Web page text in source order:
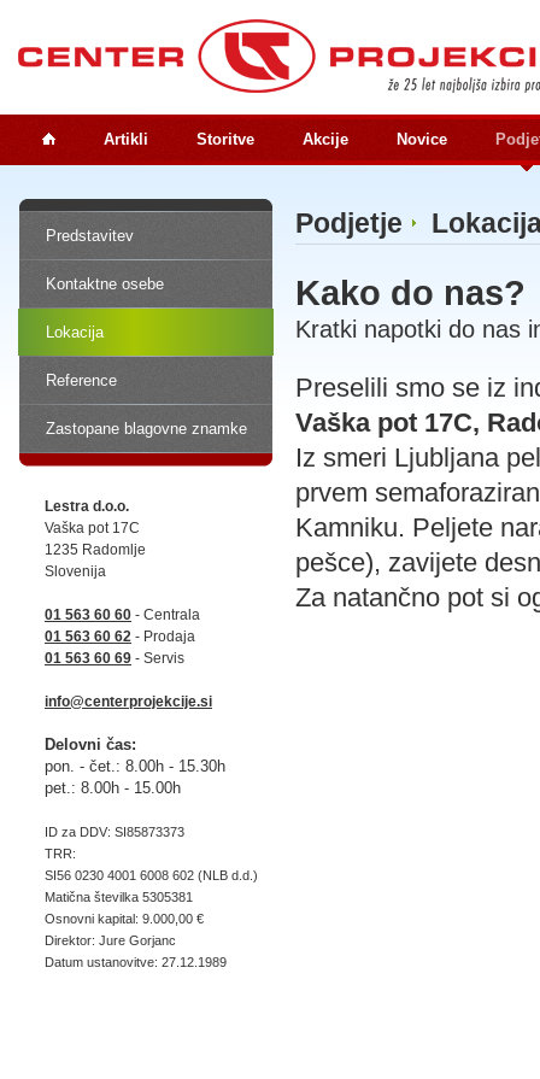
Artikli Storitve Akcije Novice
Predstavitev
Kontaktne osebe
Lokacija
Reference
Zastopane blagovne znamke
Lestra d.o.o.
Vaška pot 17C
1235 Radomlje
Slovenija
01 563 60 60 - Centrala
01 563 60 62 - Prodaja
01 563 60 69 - Servis
info@centerprojekcije.si
Delovni čas:
pon. - čet.: 8.00h - 15.30h
pet.: 8.00h - 15.00h
ID za DDV: SI85873373
TRR:
SI56 0230 4001 6008 602 (NLB d.d.)
Matična številka 5305381
Osnovni kapital: 9.000,00 €
Direktor: Jure Gorjanc
Datum ustanovitve: 27.12.1989
Podjetje
Kako do nas?
Kratki napotki do nas
Preselili smo se iz
Vaška pot 17C,
Iz smeri Ljubljana
prvem
Kamniku. Peljete
pešce), zavijete
Za natančno pot si